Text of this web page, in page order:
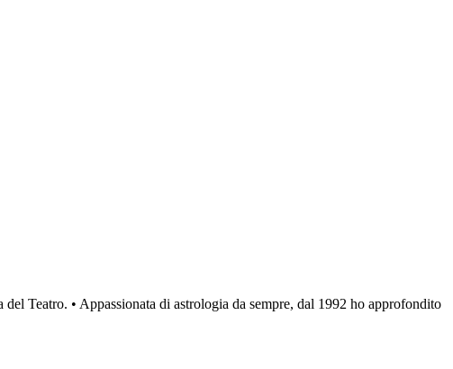
Teatro. • Appassionata di astrologia da sempre, dal 1992 ho approfondito